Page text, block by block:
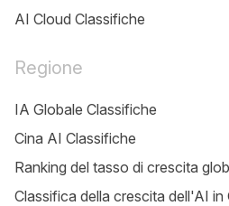
AI Cloud Classifiche
Regione
IA Globale Classifiche
Cina AI Classifiche
Ranking del tasso di crescita
Classifica della crescita dell'AI in